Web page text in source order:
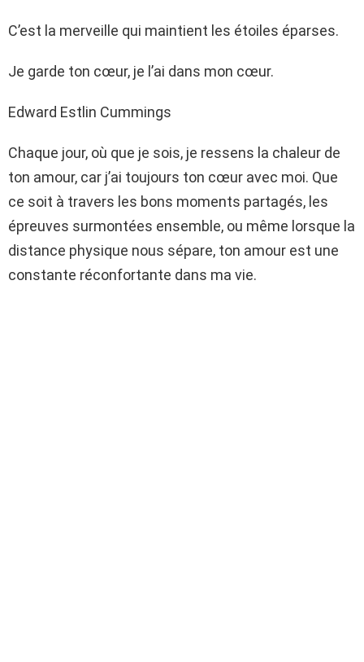
C’est la merveille qui maintient les étoiles éparses.
Je garde ton cœur, je l’ai dans mon cœur.
Edward Estlin Cummings
Chaque jour, où que je sois, je ressens la chaleur de
ton amour, car j’ai toujours ton cœur avec moi. Que
ce soit à travers les bons moments partagés, les
épreuves surmontées ensemble, ou même lorsque la
distance physique nous sépare, ton amour est une
constante réconfortante dans ma vie.